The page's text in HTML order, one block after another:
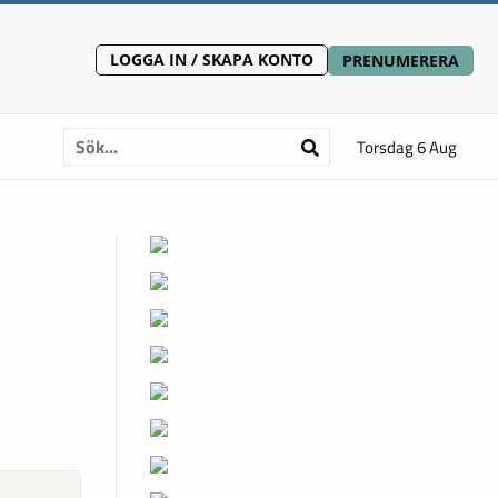
LOGGA IN / SKAPA KONTO PRENUMERERA
Torsdag 6 Aug